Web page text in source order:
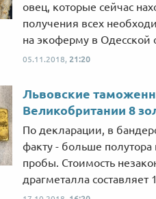
овец, которые сейчас
получения всех
на экоферму в Одесской
05.11.2018, 21:20
Львовские
Великобритании 8
По декларации, в
факту - больше
пробы. Стоимость
драгметалла